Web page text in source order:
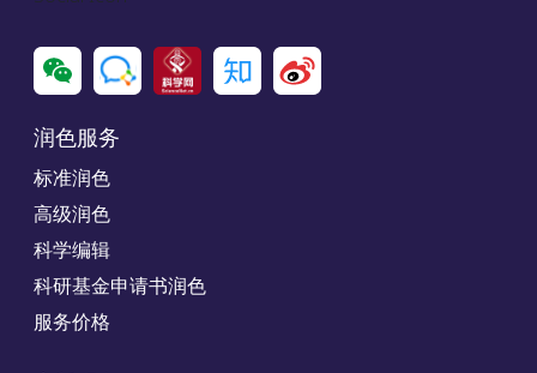
润色服务
标准润色
高级润色
科学编辑
科研基金申请书润色
服务价格